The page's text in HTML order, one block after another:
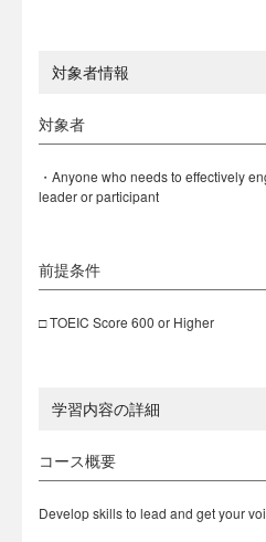
対象者情報
対象者
・Anyone who needs to effectively
leader or participant
前提条件
□ TOEIC Score 600 or Higher
学習内容の詳細
コース概要
Develop skills to lead and get your